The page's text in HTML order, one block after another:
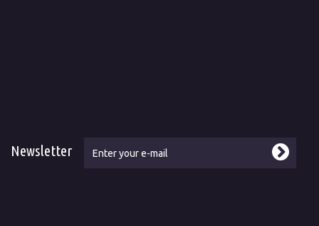
Newsletter